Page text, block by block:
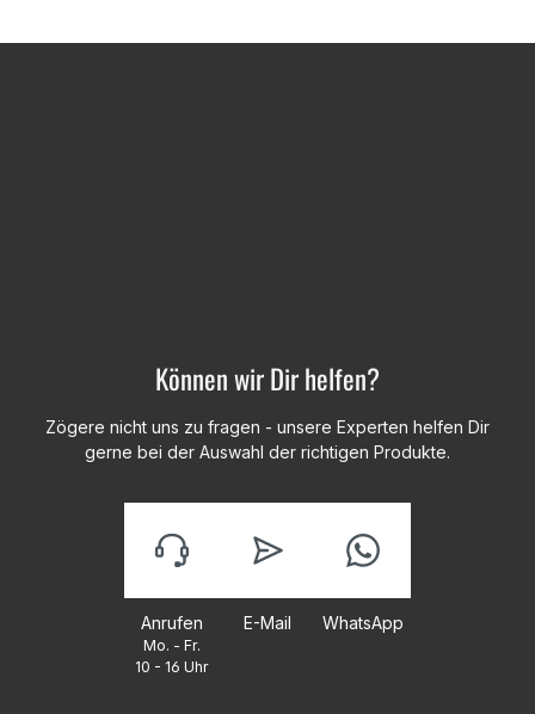
Können wir Dir helfen?
Zögere nicht uns zu fragen - unsere Experten helfen Dir
gerne bei der Auswahl der richtigen Produkte.
Anrufen
Mo. - Fr.
10 - 16 Uhr
E-Mail WhatsApp